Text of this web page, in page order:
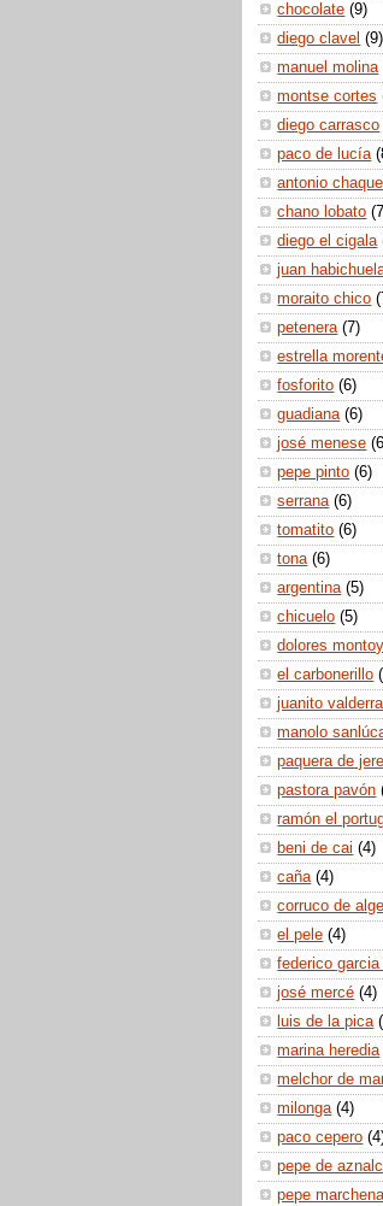
chocolate (9)
diego clavel (9)
manuel molina
montse cortes
diego carrasco
paco de lucía
antonio
chano lobato
diego el cigala
juan
moraito chico
petenera (7)
estrella
fosforito (6)
guadiana (6)
josé menese
pepe pinto (6)
serrana (6)
tomatito (6)
tona (6)
argentina (5)
chicuelo (5)
dolores
el carbonerillo
juanito
manolo
paquera de
pastora pavón
ramón el
beni de cai (4)
caña (4)
corruco de
el pele (4)
federico
josé mercé (4)
luis de la pica
marina heredia
melchor de
milonga (4)
paco cepero
pepe de
pepe